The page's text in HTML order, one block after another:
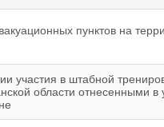
пунктов на
участия в штабной
области отнесенными в